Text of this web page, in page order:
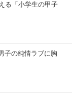
る「小学生の甲子
子の純情ラブに胸